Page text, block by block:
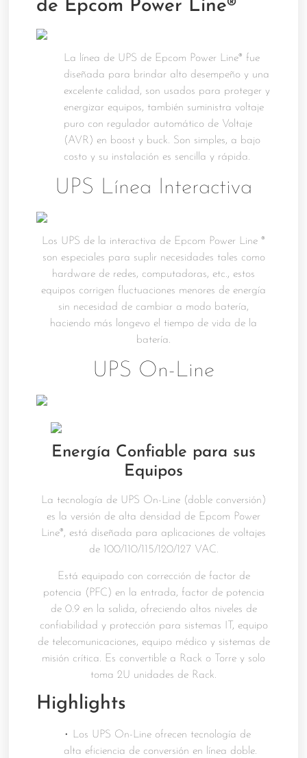
de Epcom Power Line®
La línea de UPS de Epcom Power Line® fue
diseñada para brindar alto desempeño y una
excelente calidad, son usados para proteger y
energizar equipos, también suministra voltaje
puro con regulador automático de Voltaje
(AVR) en boost y buck. Son simples, a bajo
costo y su instalación es sencilla y rápida.
UPS Línea Interactiva
Los UPS de la interactiva de Epcom Power Line ®
son especiales para suplir necesidades tales como
hardware de redes, computadoras, etc., estos
equipos corrigen fluctuaciones menores de energía
sin necesidad de cambiar a modo batería,
haciendo más longevo el tiempo de vida de la
batería.
UPS On-Line
Energía Confiable para sus
Equipos
La tecnología de UPS On-Line (doble conversión)
es la versión de alta densidad de Epcom Power
Line®, está diseñada para aplicaciones de voltajes
de 100/110/115/120/127 VAC.
Está equipado con corrección de factor de
potencia (PFC) en la entrada, factor de potencia
de 0.9 en la salida, ofreciendo altos niveles de
confiabilidad y protección para sistemas IT, equipo
de telecomunicaciones, equipo médico y sistemas de
misión crítica. Es convertible a Rack o Torre y solo
toma 2U unidades de Rack.
Highlights
• Los UPS On-Line ofrecen tecnología de
alta eficiencia de conversión en línea doble.